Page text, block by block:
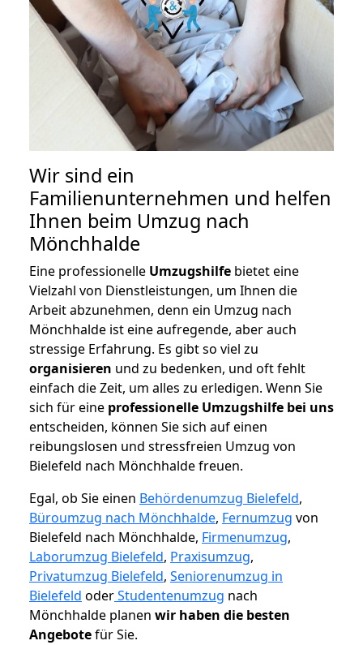
Wir sind ein
Familienunternehmen und helfen
Ihnen beim Umzug nach
Mönchhalde
Eine professionelle Umzugshilfe bietet eine
Vielzahl von Dienstleistungen, um Ihnen die
Arbeit abzunehmen, denn ein Umzug nach
Mönchhalde ist eine aufregende, aber auch
stressige Erfahrung. Es gibt so viel zu
organisieren und zu bedenken, und oft fehlt
einfach die Zeit, um alles zu erledigen. Wenn Sie
sich für eine professionelle Umzugshilfe bei uns
entscheiden, können Sie sich auf einen
reibungslosen und stressfreien Umzug von
Bielefeld nach Mönchhalde freuen.
Egal, ob Sie einen Behördenumzug Bielefeld,
Büroumzug nach Mönchhalde, Fernumzug von
Bielefeld nach Mönchhalde, Firmenumzug,
Laborumzug Bielefeld, Praxisumzug,
Privatumzug Bielefeld, Seniorenumzug in
Bielefeld oderStudentenumzug nach
Mönchhalde planen wir haben die besten
Angebotefür Sie.